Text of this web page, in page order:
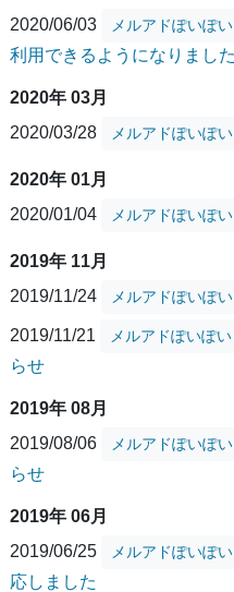
2020/06/03
メルアドぽいぽい
利用できるようになりました
2020年 03月
2020/03/28
メルアドぽいぽい
2020年 01月
2020/01/04
メルアドぽいぽい
2019年 11月
2019/11/24
メルアドぽいぽい
2019/11/21 メルアドぽいぽい
らせ
2019年 08月
2019/08/06
メルアドぽいぽい
らせ
2019年 06月
2019/06/25
メルアドぽいぽい
応しました